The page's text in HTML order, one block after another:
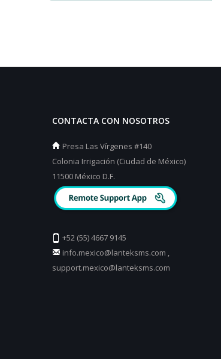
CONTACTA CON NOSOTROS
Presa Las Vírgenes #140
Colonia Irrigación (Ciudad de México)
11500 México D.F.
+52 (55) 4667 9145
info.mexico@lanteksms.com ,
support.mexico@lanteksms.com